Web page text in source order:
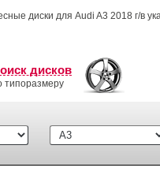
диски для Audi A3 2018 г/в
дисков
типоразмеру